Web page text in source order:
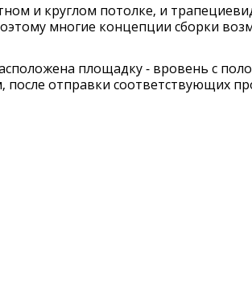
и круглом потолке, и
многие концепции сборки
площадку - вровень с
после отправки соответствующих